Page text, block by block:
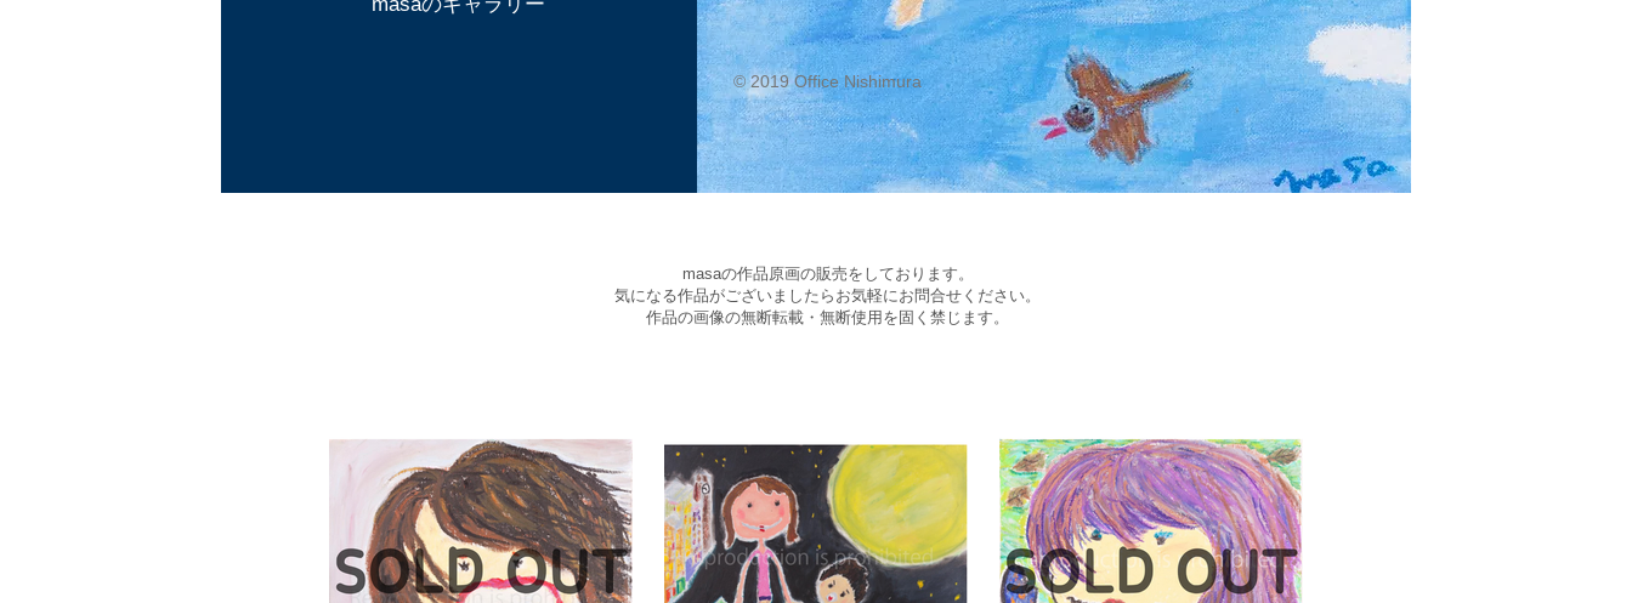
© 2019 Office Nishimura
masaの作品原画の販売をしております。​
気になる作品がございましたらお気軽にお問合せください。
作品の画像の無断転載・無断使用を固く禁じます。​